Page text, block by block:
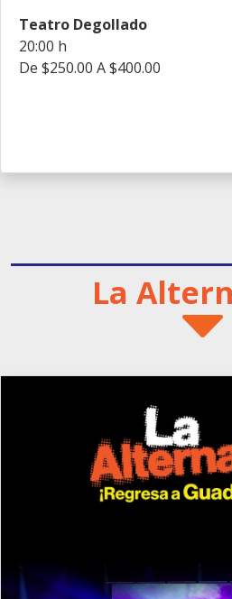
Teatro Degollado
20:00 h
De $250.00 A $400.00
La